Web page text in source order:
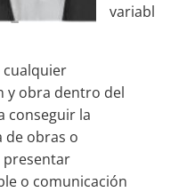
variabl
cualquier
y obra dentro del
conseguir la
de obras o
presentar
o comunicación